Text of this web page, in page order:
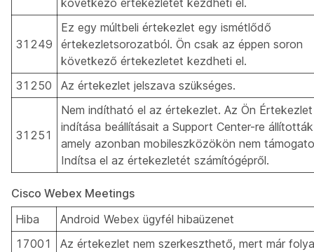
31249
Ez egy múltbeli értekezlet egy ismétlődő
értekezletsorozatból. Ön csak az éppen soron
következő értekezletet kezdheti el.
31250
Az értekezlet jelszava szükséges.
31251
Nem indítható el az értekezlet. Az Ön Értekezlet
indítása beállításait a Support Center-re
amely azonban mobileszközökön nem
Indítsa el az értekezletét számítógépről.
Cisco Webex Meetings
Hiba
Android Webex ügyfél hibaüzenet
17001
Az értekezlet nem szerkeszthető, mert már